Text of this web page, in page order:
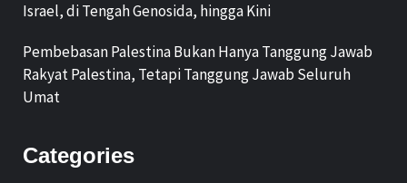
Israel, di Tengah Genosida, hingga Kini
Pembebasan Palestina Bukan Hanya Tanggung Jawab
Rakyat Palestina, Tetapi Tanggung Jawab Seluruh
Umat
Categories